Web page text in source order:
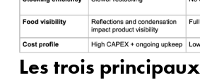
Les trois principaux